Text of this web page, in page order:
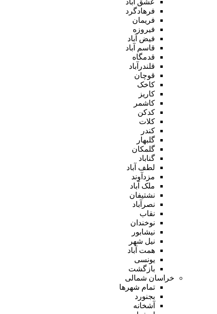
فرهادگرد
فریمان
فیروزه
فیض آباد
قاسم آباد
قدمگاه
قلندرآباد
قوچان
کاخک
کاریز
کاشمر
کدکن
کلات
کندر
گلبهار
گلمکان
گناباد
لطف آباد
مزدآوند
ملک آباد
نشتیفان
نصرآباد
نقاب
نوخندان
نیشابور
نیل شهر
همت آباد
یونسی
بازگشت
خراسان شمالی
تمام شهر‌ها
بجنورد
آشخانه